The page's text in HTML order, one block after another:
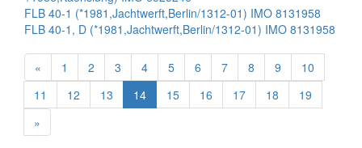
FLB 40-1 (*1981,Jachtwerft,Berlin/1312-01) IMO 8131958
FLB 40-1, D (*1981,Jachtwerft,Berlin/1312-01) IMO 8131958
« 1 2 3 4 5 6 7 8 9
10
11
12 13 14 15 16 17 18
19
»